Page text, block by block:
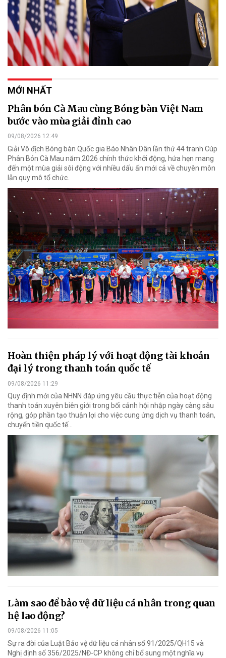
MỚI NHẤT
Phân bón Cà Mau cùng Bóng bàn Việt Nam
bước vào mùa giải đỉnh cao
09/08/2026 12:49
Giải Vô địch Bóng bàn Quốc gia Báo Nhân Dân lần thứ 44 tranh Cúp
Phân Bón Cà Mau năm 2026 chính thức khởi động, hứa hẹn mang
đến một mùa giải sôi động với nhiều dấu ấn mới cả về chuyên môn
lẫn quy mô tổ chức.
Hoàn thiện pháp lý với hoạt động tài khoản
đại lý trong thanh toán quốc tế
09/08/2026 11:29
Quy định mới của NHNN đáp ứng yêu cầu thực tiễn của hoạt động
thanh toán xuyên biên giới trong bối cảnh hội nhập ngày càng sâu
rộng, góp phần tạo thuận lợi cho việc cung ứng dịch vụ thanh toán,
chuyển tiền quốc tế...
Làm sao để bảo vệ dữ liệu cá nhân trong quan
hệ lao động?
09/08/2026 11:05
Sự ra đời của Luật Bảo vệ dữ liệu cá nhân số 91/2025/QH15 và
Nghị định số 356/2025/NĐ-CP không chỉ bổ sung một nghĩa vụ